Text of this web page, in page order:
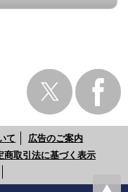
て
広告のご案内
商取引法に基づく表示